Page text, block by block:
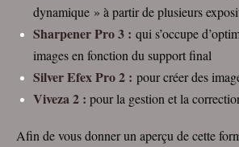
dynamique » à partir de plusieurs
Sharpener Pro 3 : qui s’occupe
images en fonction du support final
Silver Efex Pro 2 : pour créer des
Viveza 2 : pour la gestion et la
Afin de vous donner un aperçu de cette